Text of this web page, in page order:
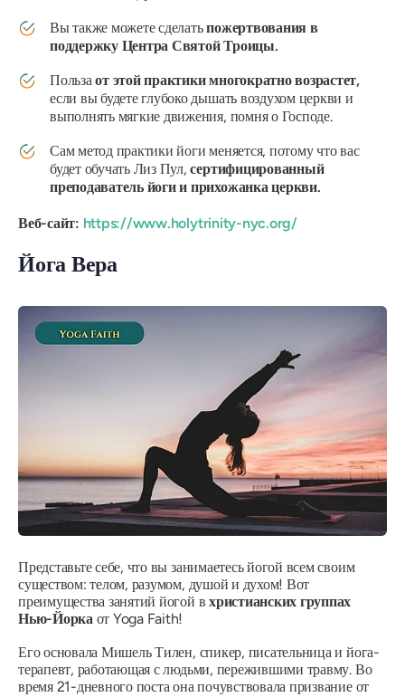
Вы также можете сделатьпожертвования в
поддержку Центра Святой Троицы.
Пользаот этой практики многократно возрастет,
если вы будете глубоко дышать воздухом церкви и
выполнять мягкие движения, помня о Господе.
Сам метод практики йоги меняется, потому что вас
будет обучать Лиз Пул, сертифицированный
преподаватель йоги и прихожанка церкви.
Веб-сайт: https://www.holytrinity-nyc.org/
Йога Вера
Представьте себе, что вы занимаетесь йогой всем своим
существом: телом, разумом, душой и духом! Вот
преимущества занятий йогой вхристианских группах
Нью-Йорка от Yoga Faith!
Его основала Мишель Тилен, спикер, писательница и йога-
терапевт, работающая с людьми, пережившими травму. Во
время 21-дневного поста она почувствовала призвание от